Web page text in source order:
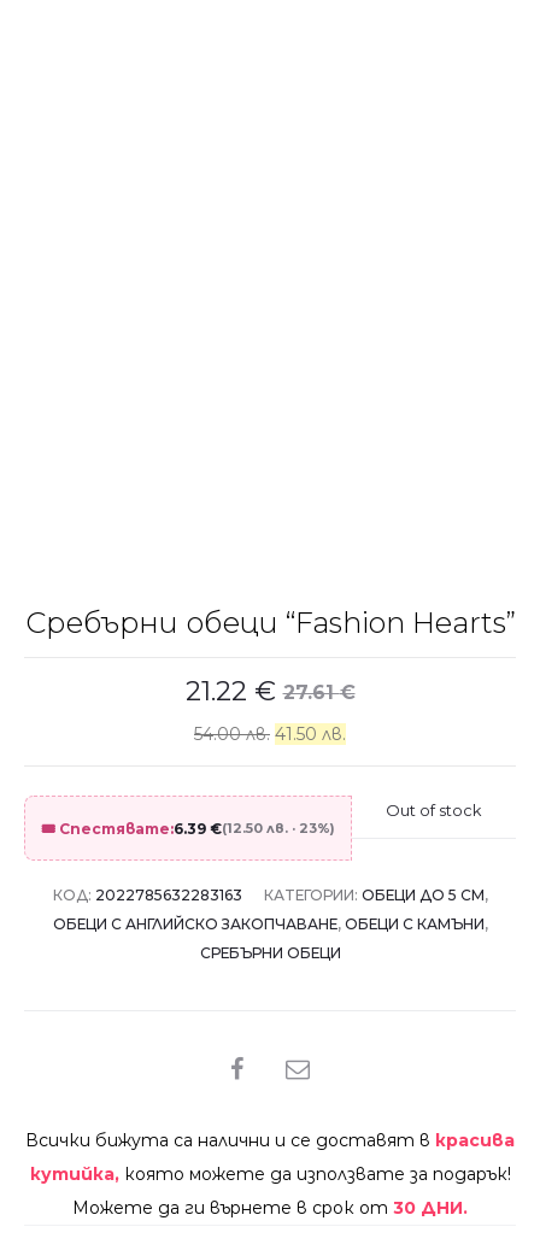
Сребърни обеци “Fashion Hearts”
27.61€
21.22 €
54.00 лв. 41.50 лв.
🎟️ Спестявате:6.39 €(12.50 лв. · 23%)
Out of stock
КОД: 2022785632283163 КАТЕГОРИИ: ОБЕЦИ ДО 5 СМ,
ОБЕЦИ С АНГЛИЙСКО ЗАКОПЧАВАНЕ, ОБЕЦИ С КАМЪНИ,
СРЕБЪРНИ ОБЕЦИ
SHARE
Всички бижута са налични и се доставят в красива
кутийка, която можете да използвате за подарък!
Можете да ги върнете в срок от 30 ДНИ.